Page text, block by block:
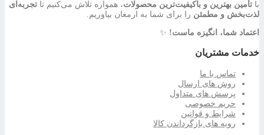
با تأمین بهترین و باکیفیت‌ترین محصولات، همواره تلاش می‌کنیم تا تجربه‌ای
لذت‌بخش و مطمئن را برای شما به ارمغان بیاوریم.
اعتماد شما، انگیزه ماست! ✨
خدمات مشتریان
تماس با ما
روش های ارسال
پرسش های متداول
حریم خصوصی
شرایط و قوانین
رویه های بازگرداندن کالا